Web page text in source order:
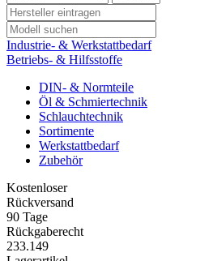
Industrie- & Werkstattbedarf
Betriebs- & Hilfsstoffe
DIN- & Normteile
Öl & Schmiertechnik
Schlauchtechnik
Sortimente
Werkstattbedarf
Zubehör
Kostenloser
Rückversand
90 Tage
Rückgaberecht
233.149